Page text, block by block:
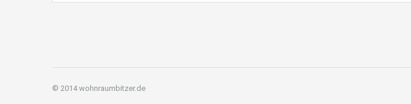
© 2014 wohnraumbitzer.de